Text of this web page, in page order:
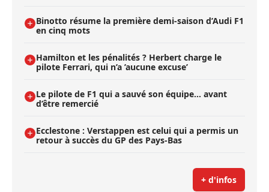
Binotto résume la première demi-saison d’Audi F1
en cinq mots
Hamilton et les pénalités ? Herbert charge le
pilote Ferrari, qui n’a ’aucune excuse’
Le pilote de F1 qui a sauvé son équipe… avant
d’être remercié
Ecclestone : Verstappen est celui qui a permis un
retour à succès du GP des Pays-Bas
+ d'infos